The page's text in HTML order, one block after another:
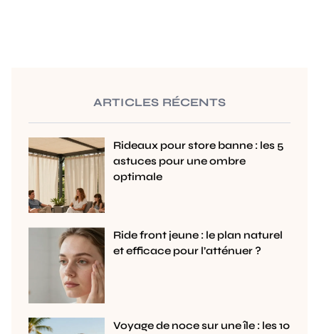
ARTICLES RÉCENTS
Rideaux pour store banne : les 5
astuces pour une ombre
optimale
Ride front jeune : le plan naturel
et efficace pour l’atténuer ?
Voyage de noce sur une île : les 10